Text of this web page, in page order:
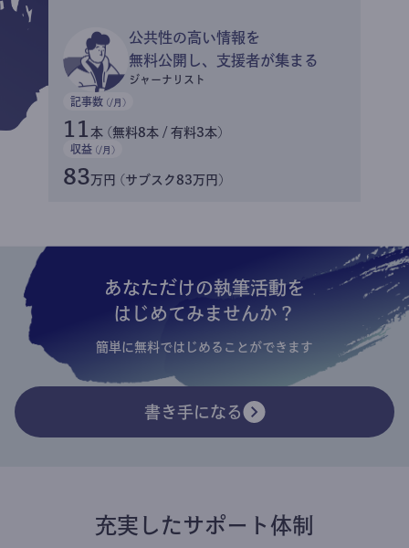
公共性の高い情報を
無料公開し、支援者が集まる
ジャーナリスト
記事数 (/月)
11 本 (無料8本 / 有料3本)
収益 (/月)
83万円 (サブスク83万円)
あなただけの執筆活動を
はじめてみませんか？
簡単に無料ではじめることができます
書き手になる
充実したサポート体制